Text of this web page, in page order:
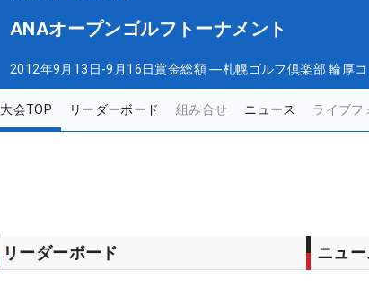
ANAオープンゴルフトーナメント
2012年9月13日-9月16日賞金総額 ―札幌ゴルフ倶楽部 輪厚コ
大会TOP リーダーボード 組み合せ ニュース ライブフ
リーダーボード ニュー